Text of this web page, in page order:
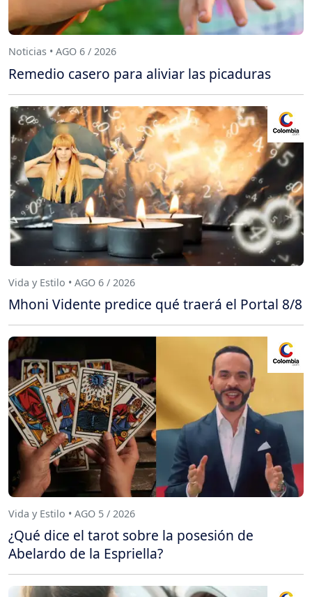
Noticias • AGO 6 / 2026
Remedio casero para aliviar las picaduras
Vida y Estilo • AGO 6 / 2026
Mhoni Vidente predice qué traerá el Portal 8/8
Vida y Estilo • AGO 5 / 2026
¿Qué dice el tarot sobre la posesión de
Abelardo de la Espriella?